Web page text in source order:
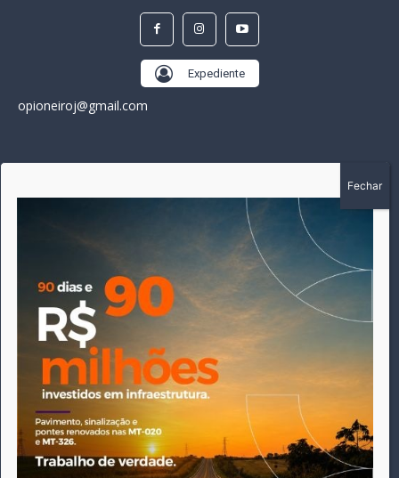
Expediente
opioneiroj@gmail.com
A história do Pioneiro inicia em fevereiro de 2005 em
Canarana - MT, na época, como um jornal impresso semanal,
que chegou a possuir mil assinantes. Durante 15 anos, foram
publicadas 691 edições que narraram os acontecimentos
políticos, policiais e cotidianos de Canarana e região. Fiel a sua
origem, pautado sempre pela busca incessante da
imparcialidade, faz jus a sua logo, com o característico "avião
da praça" de Canarana, sendo o símbolo do
comprometimento deste veículo de comunicação com o
relato dos fatos neste município. Em 06 de dezembro de 2019
circulou a última edição impressa do jornal, que desde então
tem veiculação exclusivamente online.